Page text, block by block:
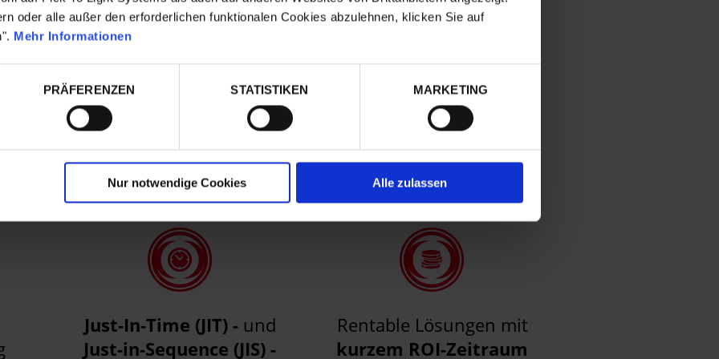
oder alle außer den erforderlichen funktionalen Cookies abzulehnen, klicken Sie auf
Mehr Informationen
PRÄFERENZEN STATISTIKEN MARKETING
Nur notwendige Cookies Alle zulassen
jeder industriellen
Optimierungder
Produktivität
Just-In-Time (JIT) - und
Just-in-Sequence (JIS) -
Rentable Lösungen mit
kurzem ROI-Zeitraum